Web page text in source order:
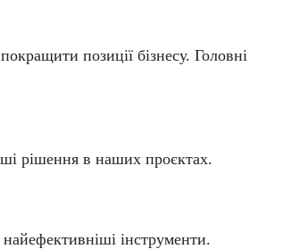
позиції бізнесу. Головні
рішення в наших проєктах.
інструменти.